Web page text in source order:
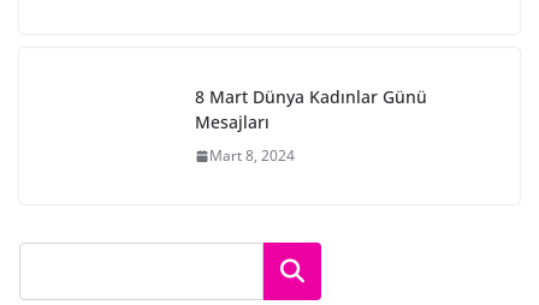
8 Mart Dünya Kadınlar Günü
Mesajları
Mart 8, 2024
Ara